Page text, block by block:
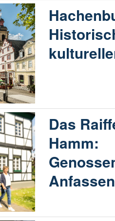
Das
Hamm:
Anfassen